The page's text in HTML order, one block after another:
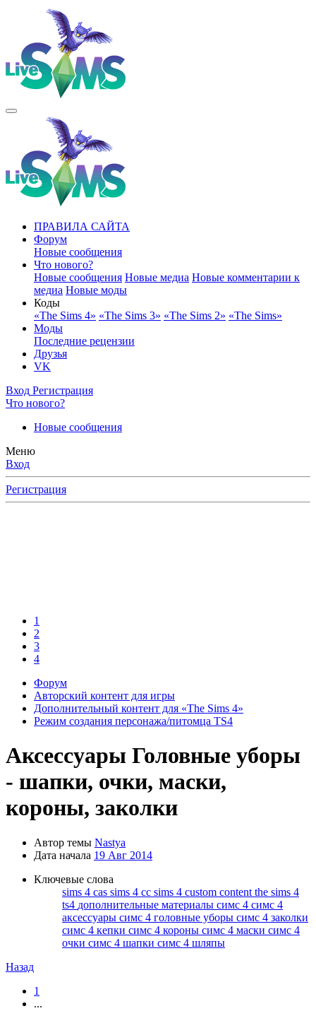
ПРАВИЛА САЙТА
Форум
Новые сообщения
Что нового?
Новые сообщения Новые медиа Новые комментарии к
медиа Новые моды
Коды
«The Sims 4» «The Sims 3» «The Sims 2» «The Sims»
Моды
Последние рецензии
Друзья
VK
Вход Регистрация
Что нового?
Новые сообщения
Меню
Вход
Регистрация
1
2
3
4
Форум
Авторский контент для игры
Дополнительный контент для «The Sims 4»
Режим создания персонажа/питомца TS4
Аксессуары Головные уборы
- шапки, очки, маски,
короны, заколки
Автор темы Nastya
Дата начала 19 Авг 2014
Ключевые слова
sims 4 cas sims 4 cc sims 4 custom content the sims 4
ts4 дополнительные материалы симс 4 симс 4
аксессуары симс 4 головные уборы симс 4 заколки
симс 4 кепки симс 4 короны симс 4 маски симс 4
очки симс 4 шапки симс 4 шляпы
Назад
1
...